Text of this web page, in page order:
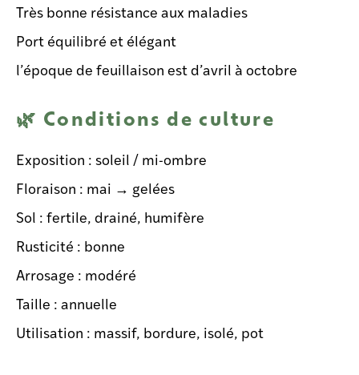
Très bonne résistance aux maladies
Port équilibré et élégant
l’époque de feuillaison est d’avril à octobre
🌿 Conditions de culture
Exposition : soleil / mi-ombre
Floraison : mai → gelées
Sol : fertile, drainé, humifère
Rusticité : bonne
Arrosage : modéré
Taille : annuelle
Utilisation : massif, bordure, isolé, pot